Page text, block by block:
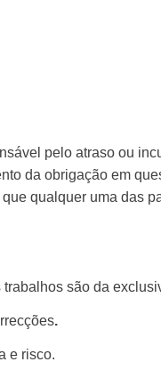
pelo atraso ou
da obrigação em
qualquer uma das
são da
.
e risco.